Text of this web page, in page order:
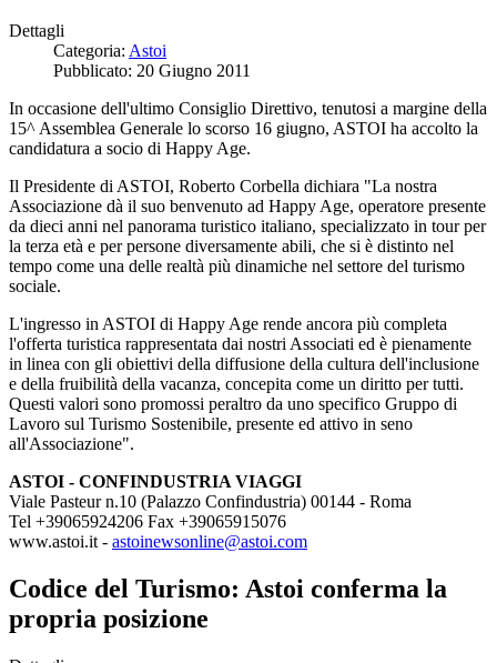
Dettagli
Categoria: Astoi
Pubblicato: 20 Giugno 2011
In occasione dell'ultimo Consiglio Direttivo, tenutosi a margine della
15^ Assemblea Generale lo scorso 16 giugno, ASTOI ha accolto la
candidatura a socio di Happy Age.
Il Presidente di ASTOI, Roberto Corbella dichiara "La nostra
Associazione dà il suo benvenuto ad Happy Age, operatore presente
da dieci anni nel panorama turistico italiano, specializzato in tour per
la terza età e per persone diversamente abili, che si è distinto nel
tempo come una delle realtà più dinamiche nel settore del turismo
sociale.
L'ingresso in ASTOI di Happy Age rende ancora più completa
l'offerta turistica rappresentata dai nostri Associati ed è pienamente
in linea con gli obiettivi della diffusione della cultura dell'inclusione
e della fruibilità della vacanza, concepita come un diritto per tutti.
Questi valori sono promossi peraltro da uno specifico Gruppo di
Lavoro sul Turismo Sostenibile, presente ed attivo in seno
all'Associazione".
ASTOI - CONFINDUSTRIA VIAGGI
Viale Pasteur n.10 (Palazzo Confindustria) 00144 - Roma
Tel +39065924206 Fax +39065915076
www.astoi.it - astoinewsonline@astoi.com
Codice del Turismo: Astoi conferma la
propria posizione